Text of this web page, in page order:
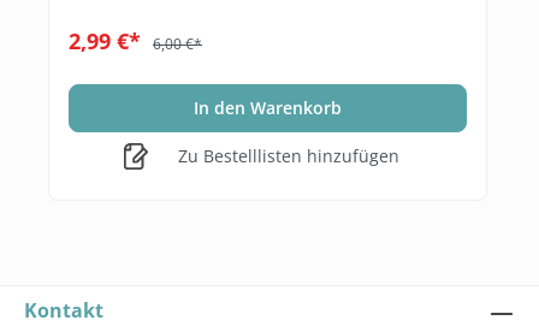
2,99 €* 6,00 €*
In den Warenkorb
Zu Bestelllisten hinzufügen
Kontakt